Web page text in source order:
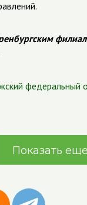
федеральный
Показать еще